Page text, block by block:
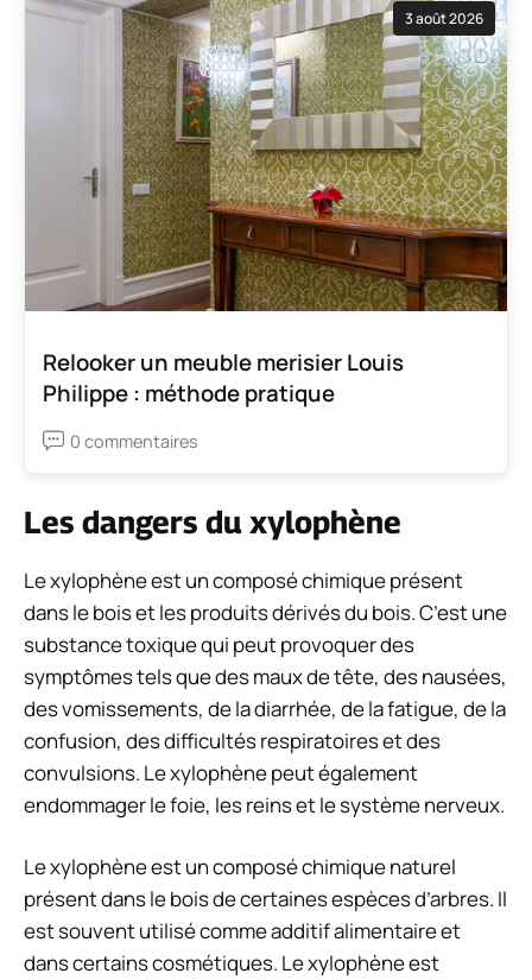
3 août 2026
Relooker un meuble merisier Louis
Philippe : méthode pratique
0 commentaires
Les dangers du xylophène
Le xylophène est un composé chimique présent
dans le bois et les produits dérivés du bois. C’est une
substance toxique qui peut provoquer des
symptômes tels que des maux de tête, des nausées,
des vomissements, de la diarrhée, de la fatigue, de la
confusion, des difficultés respiratoires et des
convulsions. Le xylophène peut également
endommager le foie, les reins et le système nerveux.
Le xylophène est un composé chimique naturel
présent dans le bois de certaines espèces d’arbres. Il
est souvent utilisé comme additif alimentaire et
dans certains cosmétiques. Le xylophène est